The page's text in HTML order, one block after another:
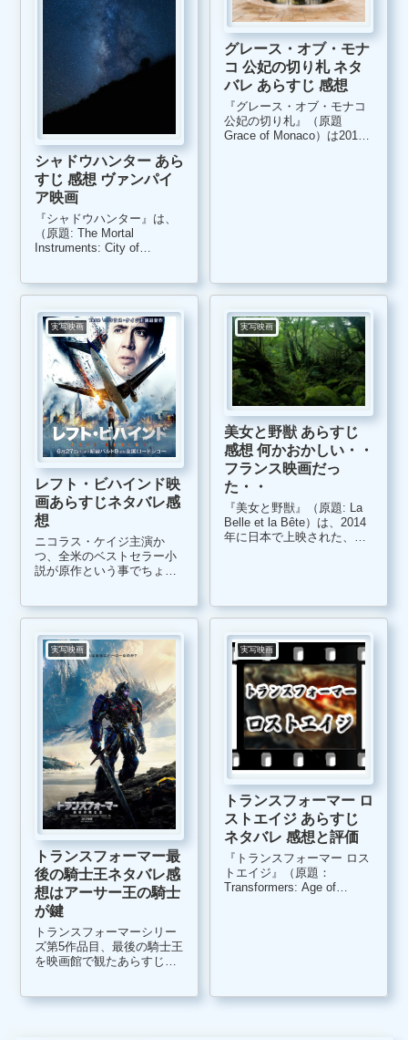
シャドウハンター あら
すじ 感想 ヴァンパイ
ア映画
『シャドウハンター』は、
（原題: The Mortal
Instruments: City of
ーンエイジャー向きのお話
かと...
グレース・オブ・モナ
コ 公妃の切り札 ネタ
バレ あらすじ 感想
『グレース・オブ・モナコ
公妃の切り札』（原題
Grace of Monaco）は2014
実写映画
レフト・ビハインド映
画あらすじネタバレ感
想
ニコラス・ケイジ主演か
つ、全米のベストセラー小
説が原作という事でちょっ
視聴です。 そもそも、日本
で大々的に予告していませ
んよね。 毎...
実写映画
美女と野獣 あらすじ
感想 何かおかしい・・
フランス映画だっ
た・・
『美女と野獣』（原題: La
Belle et la Bête）は、2014
年に日本で上映された、フ
大作だと思って映画館に足
実写映画
トランスフォーマー最
後の騎士王ネタバレ感
想はアーサー王の騎士
が鍵
トランスフォーマーシリー
ズ第5作品目、最後の騎士王
を映画館で観たあらすじ感
王』、当日急遽観る予定に
実写映画
トランスフォーマー ロ
ストエイジ あらすじ
ネタバレ 感想と評価
『トランスフォーマー ロス
トエイジ』（原題：
Transformers: Age of